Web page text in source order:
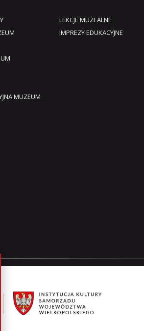
MUZEUM
LEKCJE MUZEALNE
IMPREZY EDUKACYJNE